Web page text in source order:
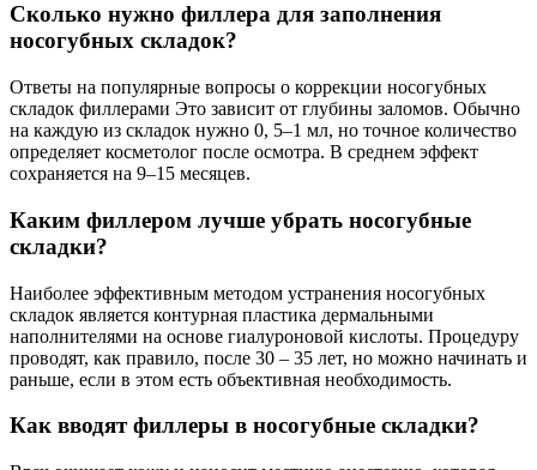
Сколько нужно филлера для заполнения
носогубных складок?
Ответы на популярные вопросы о коррекции носогубных
складок филлерами Это зависит от глубины заломов. Обычно
на каждую из складок нужно 0, 5–1 мл, но точное количество
определяет косметолог после осмотра. В среднем эффект
сохраняется на 9–15 месяцев.
Каким филлером лучше убрать носогубные
складки?
Наиболее эффективным методом устранения носогубных
складок является контурная пластика дермальными
наполнителями на основе гиалуроновой кислоты. Процедуру
проводят, как правило, после 30 – 35 лет, но можно начинать и
раньше, если в этом есть объективная необходимость.
Как вводят филлеры в носогубные складки?